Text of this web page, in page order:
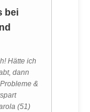
bei
Hätte ich
dann
&
(51)